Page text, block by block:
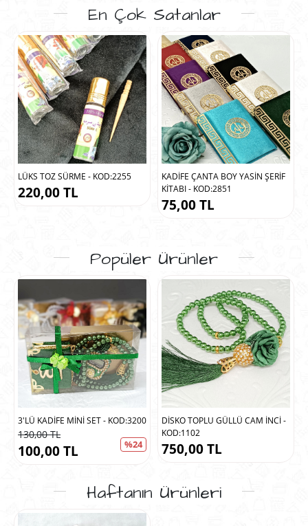
En Çok Satanlar
LÜKS TOZ SÜRME - KOD:2255
220,00 TL
KADİFE ÇANTA BOY YASİN ŞERİF
KİTABI - KOD:2851
75,00 TL
Popüler Ürünler
3'LÜ KADİFE MİNİ SET - KOD:3200
130,00 TL
%24
100,00 TL
DİSKO TOPLU GÜLLÜ CAM İNCİ -
KOD:1102
750,00 TL
Haftanın Ürünleri